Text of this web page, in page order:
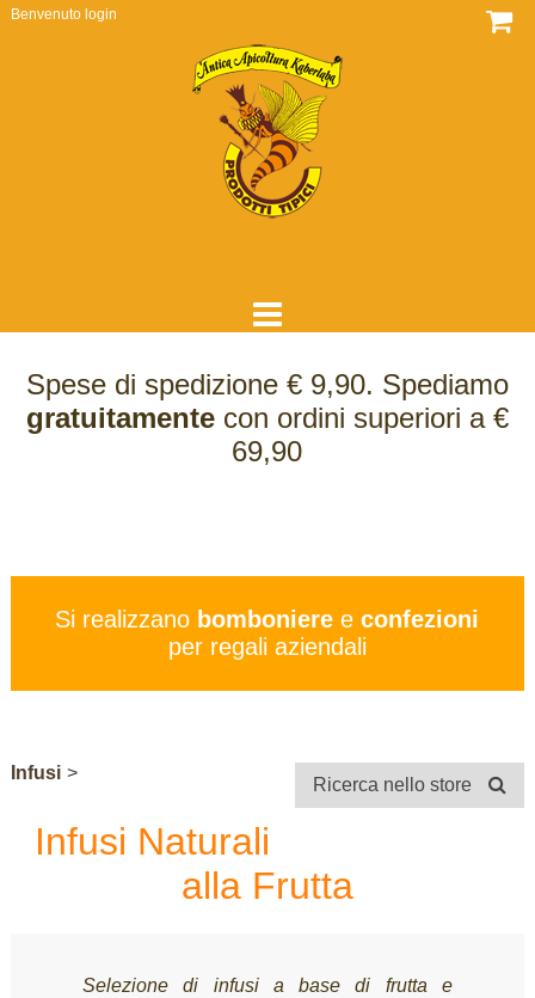
Benvenuto login
DOVE SIAMO
CONTATTI
Spese di spedizione € 9,90. Spediamo
gratuitamentecon ordini superiori a €
69,90
Si realizzano bomboniere econfezioni
per regali aziendali
Ricerca nello store
Infusi >
Infusi Naturali
alla Frutta
Selezione di infusi a base di frutta e